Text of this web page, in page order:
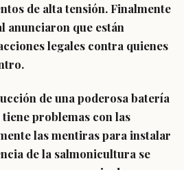
de alta tensión. Finalmente
anunciaron que están
legales contra quienes
de una poderosa batería
problemas con las
las mentiras para instalar
de la salmonicultura se